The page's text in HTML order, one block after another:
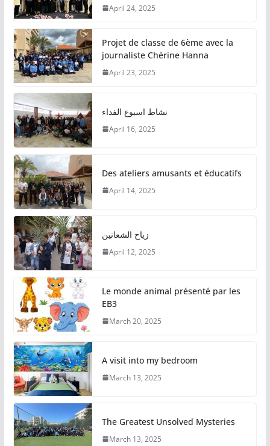
April 24, 2025
Projet de classe de 6ème avec la
journaliste Chérine Hanna
April 23, 2025
نشاط اسبوع الفداء
April 16, 2025
Des ateliers amusants et éducatifs
April 14, 2025
زياح الشعانين
April 12, 2025
Le monde animal présenté par les
EB3
March 20, 2025
A visit into my bedroom
March 13, 2025
The Greatest Unsolved Mysteries
March 13, 2025